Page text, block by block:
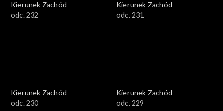
Kierunek Zachód
odc. 232
Kierunek Zachód
odc. 231
Kierunek Zachód
odc. 230
Kierunek Zachód
odc. 229